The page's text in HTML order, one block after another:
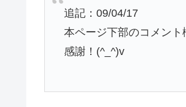
追記：09/04/17
本ページ下部のコメント
感謝！(^_^)v